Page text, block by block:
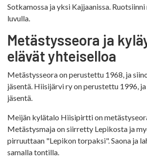
Sotkamossa ja yksi Kajjaanissa.
luvulla.
Metästysseora ja
elävät yhteiselloa
Metästysseora on perustettu 1968, ja
jäsentä. Hiisijärvi ry on perustettu 1996,
jäsentä.
Meijän kylätalo Hiisipirtti on
Metästysmaja on siirretty Lepikosta ja
pirruuttaan "Lepikon torpaksi". Saona ja
samalla tontilla.